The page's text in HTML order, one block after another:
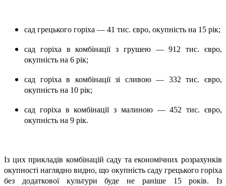
сад грецького горіха — 41 тис. євро, окупність на 15 рік;
сад горіха в комбінації з грушею — 912 тис. євро,
окупність на 6 рік;
сад горіха в комбінації зі сливою — 332 тис. євро,
окупність на 10 рік;
сад горіха в комбінації з малиною — 452 тис. євро,
окупність на 9 рік.
Із цих прикладів комбінацій саду та економічних розрахунків
окупності наглядно видно, що окупність саду грецького горіха
без додаткової культури буде не раніше 15 років. Із